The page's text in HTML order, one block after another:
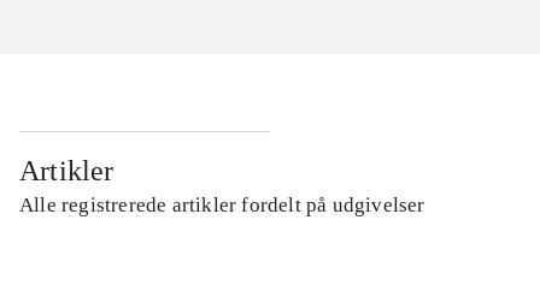
Artikler
Alle registrerede artikler fordelt på udgivelser